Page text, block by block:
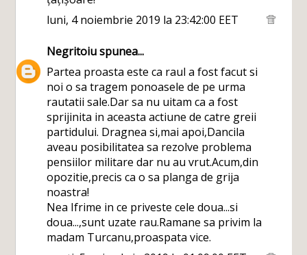
luni, 4 noiembrie 2019 la 23:42:00 EET
Negritoiuspunea...
Partea proasta este ca raul a fost facut si
noi o sa tragem ponoasele de pe urma
rautatii sale.Dar sa nu uitam ca a fost
sprijinita in aceasta actiune de catre greii
partidului. Dragnea si,mai apoi,Dancila
aveau posibilitatea sa rezolve problema
pensiilor militare dar nu au vrut.Acum,din
opozitie,precis ca o sa planga de grija
noastra!
Nea Ifrime in ce priveste cele doua...si
doua...,sunt uzate rau.Ramane sa privim la
madam Turcanu,proaspata vice.